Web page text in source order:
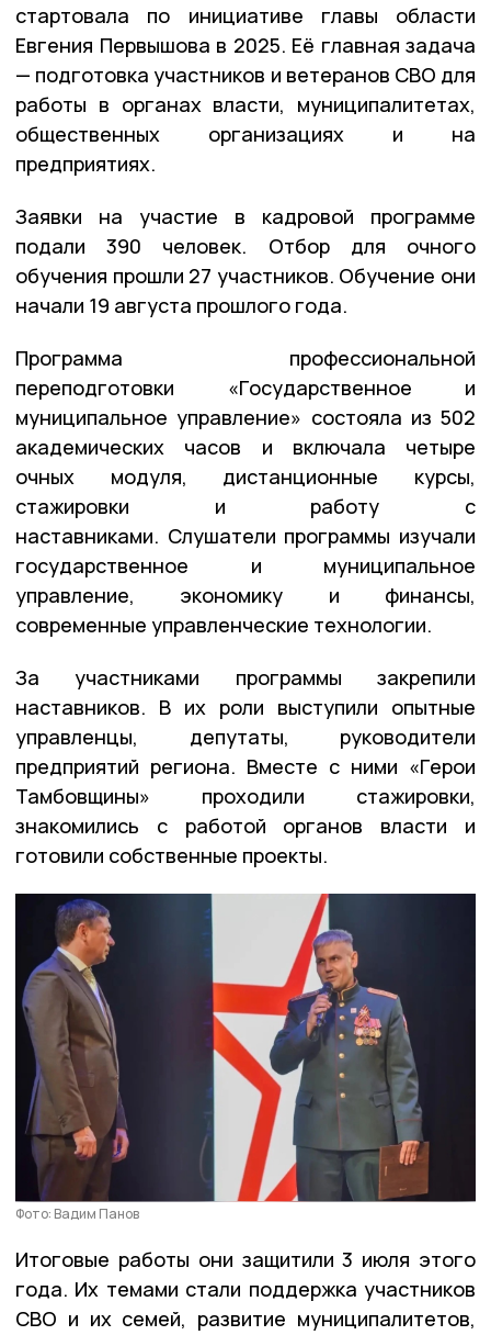
стартовала по инициативе главы области
Евгения Первышова в 2025. Её главная задача
— подготовка участников и ветеранов СВО для
работы в органах власти, муниципалитетах,
общественных организациях и на
предприятиях.
Заявки на участие в кадровой программе
подали 390 человек. Отбор для очного
обучения прошли 27 участников. Обучение они
начали 19 августа прошлого года.
Программа профессиональной
переподготовки «Государственное и
муниципальное управление» состояла из 502
академических часов и включала четыре
очных модуля, дистанционные курсы,
стажировки и работу с
наставниками. Слушатели программы изучали
государственное и муниципальное
управление, экономику и финансы,
современные управленческие технологии.
За участниками программы закрепили
наставников. В их роли выступили опытные
управленцы, депутаты, руководители
предприятий региона. Вместе с ними «Герои
Тамбовщины» проходили стажировки,
знакомились с работой органов власти и
готовили собственные проекты.
Фото: Вадим Панов
Итоговые работы они защитили 3 июля этого
года. Их темами стали поддержка участников
СВО и их семей, развитие муниципалитетов,